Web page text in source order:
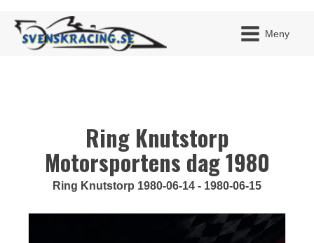
Meny
Ring Knutstorp
Motorsportens dag 1980
Ring Knutstorp 1980-06-14 - 1980-06-15